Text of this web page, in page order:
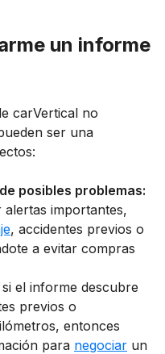
un informe
carVertical no
ser una
posibles problemas:
importantes,
, accidentes previos o
a evitar compras
si el informe descubre
previos o
entonces
para negociar un